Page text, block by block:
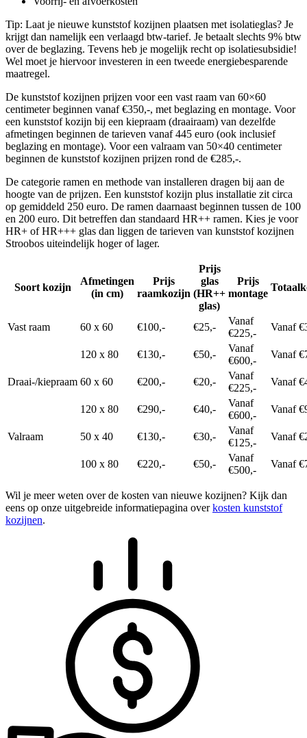
Tip: Laat je nieuwe kunststof kozijnen plaatsen met isolatieglas? Je
krijgt dan namelijk een verlaagd btw-tarief. Je betaalt slechts 9% btw
over de beglazing. Tevens heb je mogelijk recht op isolatiesubsidie!
Wel moet je hiervoor investeren in een tweede energiebesparende
maatregel.
De kunststof kozijnen prijzen voor een vast raam van 60×60
centimeter beginnen vanaf €350,-, met beglazing en montage. Voor
een kunststof kozijn bij een kiepraam (draairaam) van dezelfde
afmetingen beginnen de tarieven vanaf 445 euro (ook inclusief
beglazing en montage). Voor een valraam van 50×40 centimeter
beginnen de kunststof kozijnen prijzen rond de €285,-.
De categorie ramen en methode van installeren dragen bij aan de
hoogte van de prijzen. Een kunststof kozijn plus installatie zit circa
op gemiddeld 250 euro. De ramen daarnaast beginnen tussen de 100
en 200 euro. Dit betreffen dan standaard HR++ ramen. Kies je voor
HR+ of HR+++ glas dan liggen de tarieven van kunststof kozijnen
Stroobos uiteindelijk hoger of lager.
Soort kozijn
Afmetingen
(in cm)
Prijs
raamkozijn
Prijs
glas
(HR++
glas)
Prijs
montage
Vast raam 60 x 60 €100,- €25,-
Vanaf
€225,-
Vanaf
120 x 80 €130,- €50,-
Vanaf
€600,-
Vanaf
Draai-/kiepraam 60 x 60 €200,- €20,-
Vanaf
€225,-
Vanaf
120 x 80 €290,- €40,-
Vanaf
€600,-
Vanaf
Valraam 50 x 40 €130,- €30,-
Vanaf
€125,-
Vanaf
100 x 80 €220,- €50,-
Vanaf
€500,-
Vanaf
Wil je meer weten over de kosten van nieuwe kozijnen? Kijk dan
eens op onze uitgebreide informatiepagina overkosten kunststof
kozijnen.